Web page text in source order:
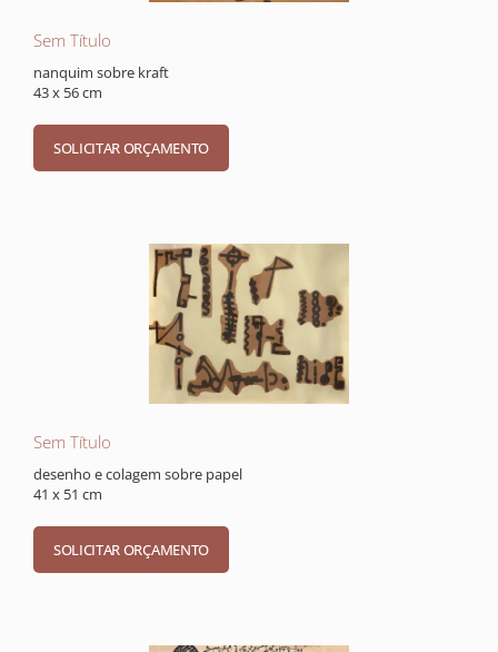
Sem Título
nanquim sobre kraft
43 x 56 cm
Sem Título
desenho e colagem sobre papel
41 x 51 cm